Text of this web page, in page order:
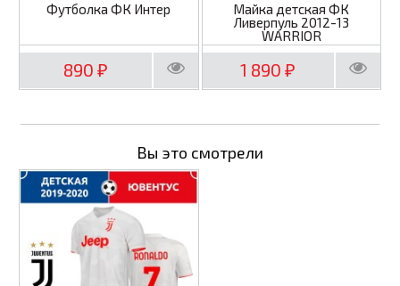
Футболка ФК Интер
890 ₽
Майка детская ФК
Ливерпуль 2012-13
WARRIOR
1 890₽
Вы это смотрели